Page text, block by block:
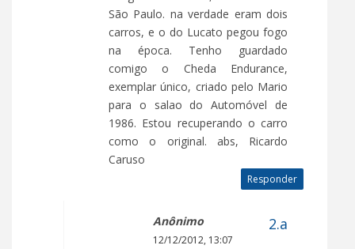
São Paulo. na verdade eram dois
carros, e o do Lucato pegou fogo
na época. Tenho guardado
comigo o Cheda Endurance,
exemplar único, criado pelo Mario
para o salao do Automóvel de
1986. Estou recuperando o carro
como o original. abs, Ricardo
Caruso
Responder
Anônimo
12/12/2012, 13:07